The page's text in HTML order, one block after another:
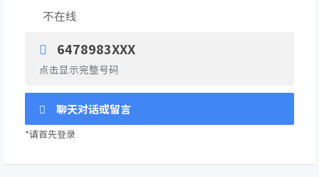
不在线
6478983XXX
点击显示完整号码
聊天对话或留言
*请首先登录